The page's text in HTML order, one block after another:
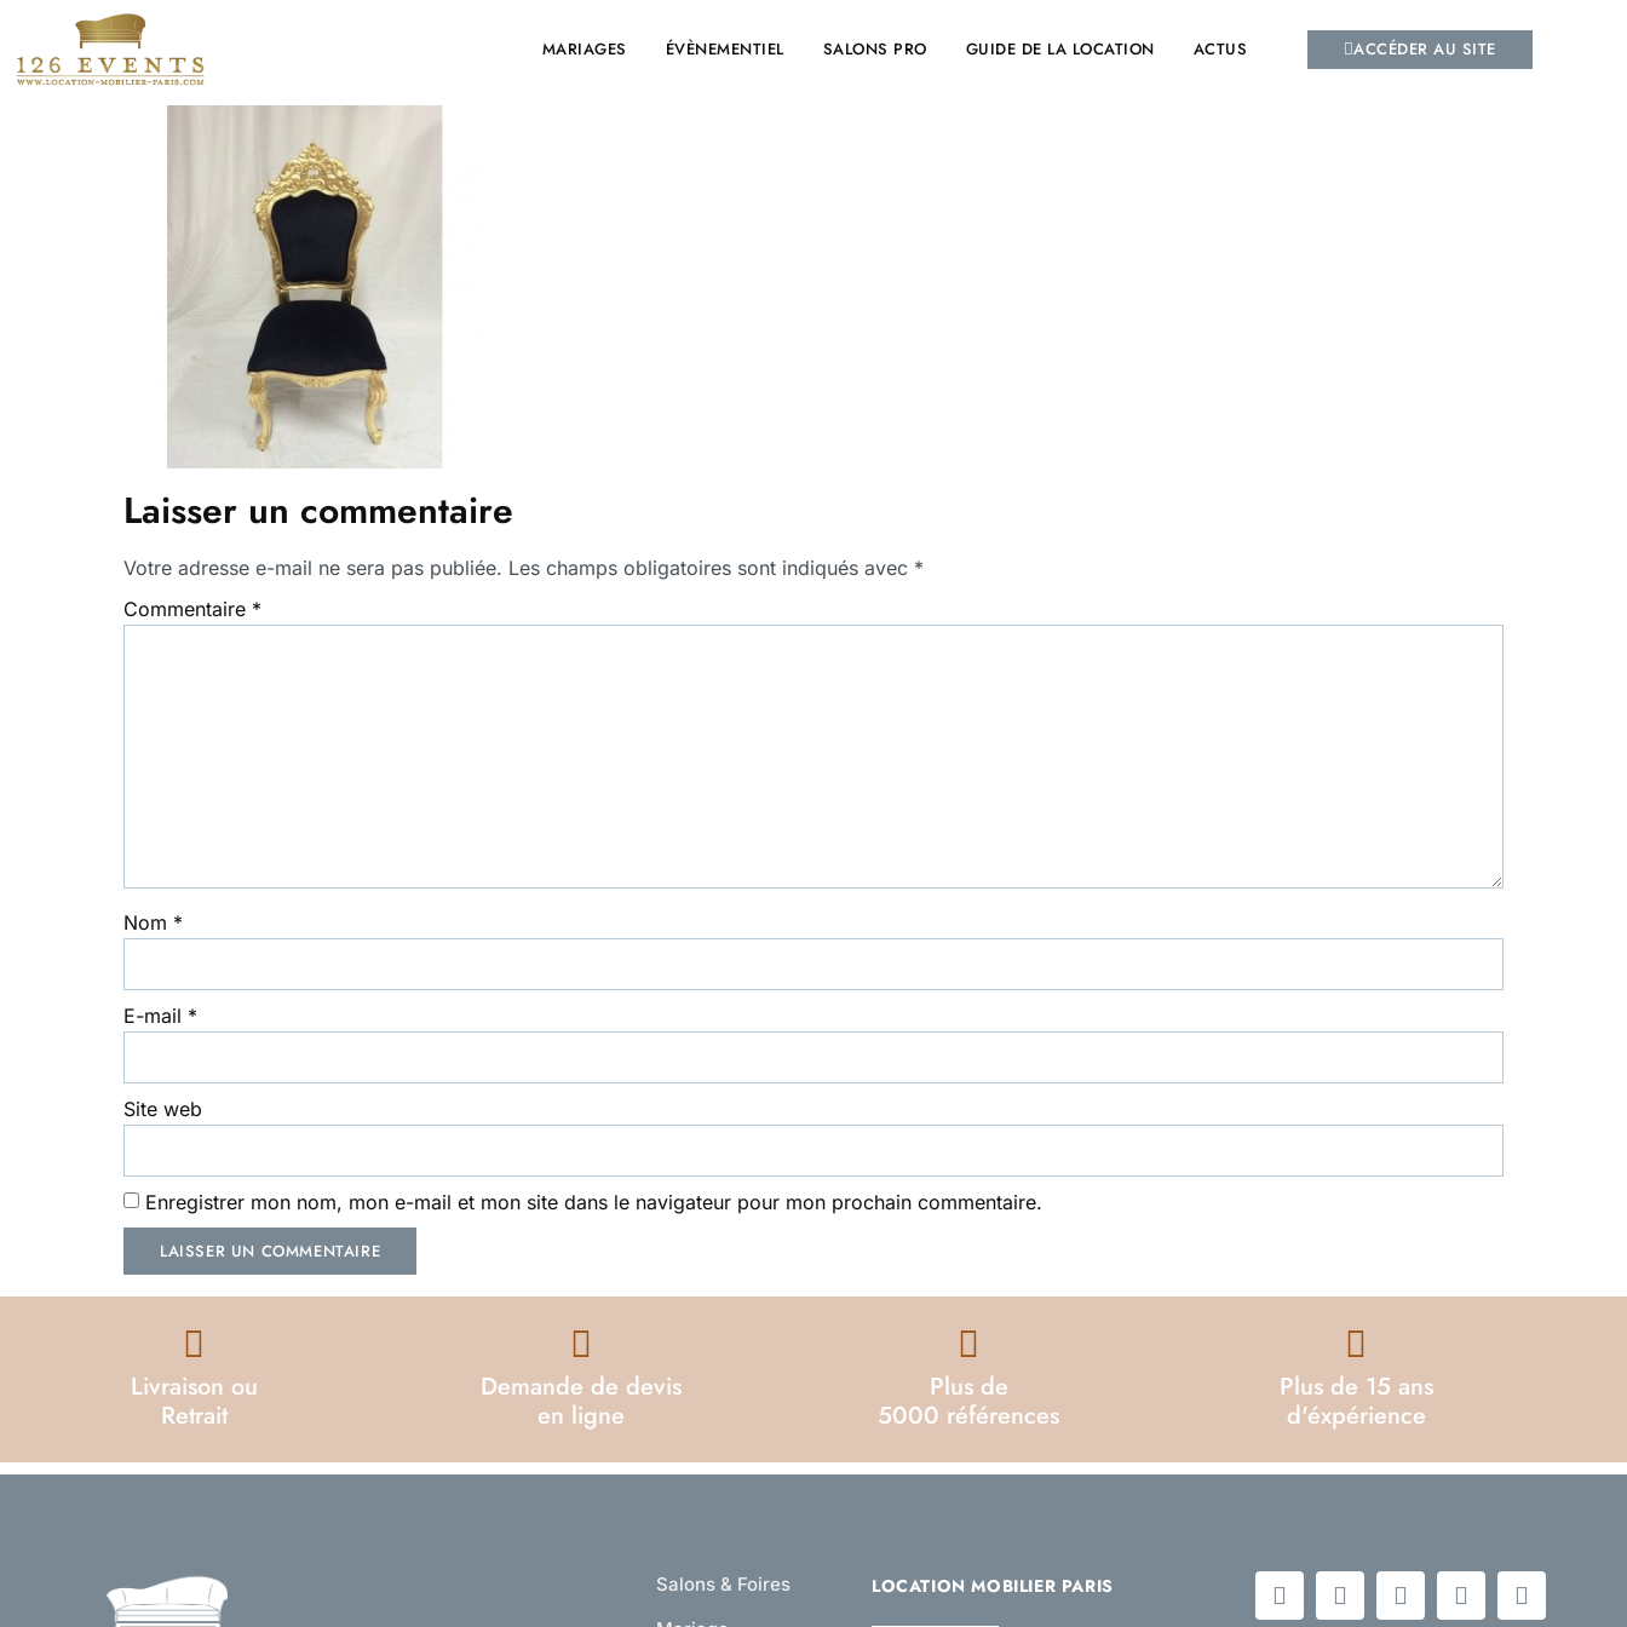
MARIAGES ÉVÈNEMENTIEL SALONS PRO GUIDE DE LA LOCATION ACTUS ACCÉDER AU SITE
Laisser un commentaire
Votre adresse e-mail ne sera pas publiée. Les champs obligatoires sont indiqués avec *
Commentaire *
Nom *
E-mail *
Site web
Enregistrer mon nom, mon e-mail et mon site dans le navigateur pour mon prochain commentaire.
Livraison ou
Retrait
Demande de devis
en ligne
Plus de
5000 références
Plus de 15 ans
d'éxpérience
Salons & Foires
LOCATION MOBILIER PARIS